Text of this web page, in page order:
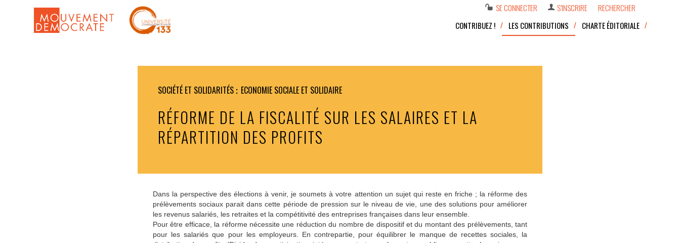
SE CONNECTER S’INSCRIRE
RECHERCHER
CONTRIBUEZ !
LES CONTRIBUTIONS CHARTE ÉDITORIALE
SOCIÉTÉ ET SOLIDARITÉS ECONOMIE SOCIALE ET SOLIDAIRE
RÉFORME DE LA FISCALITÉ SUR LES SALAIRES ET LA
RÉPARTITION DES PROFITS
Dans la perspective des élections à venir, je soumets à votre attention un sujet qui reste en friche ; la réforme des
prélèvements sociaux parait dans cette période de pression sur le niveau de vie, une des solutions pour améliorer
les revenus salariés, les retraites et la compétitivité des entreprises françaises dans leur ensemble.
Pour être efficace, la réforme nécessite une réduction du nombre de dispositif et du montant des prélèvements, tant
pour les salariés que pour les employeurs. En contrepartie, pour équilibrer le manque de recettes sociales, la